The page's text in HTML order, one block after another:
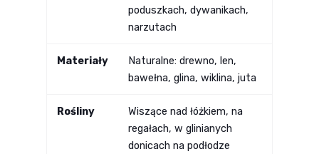
poduszkach, dywanikach,
narzutach
Materiały
Naturalne: drewno, len,
bawełna, glina, wiklina, juta
Rośliny
Wiszące nad łóżkiem, na
regałach, w glinianych
donicach na podłodze